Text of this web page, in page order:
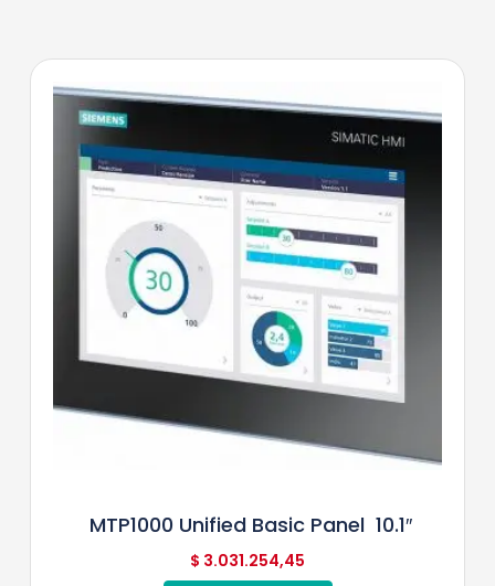
MTP1000 Unified Basic Panel 10.1″
$ 3.031.254,45